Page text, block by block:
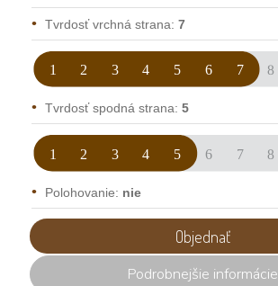
Tvrdosť vrchná strana: 7
Tvrdosť spodná strana: 5
Polohovanie: nie
Objednať
Podrobnejšie informácie